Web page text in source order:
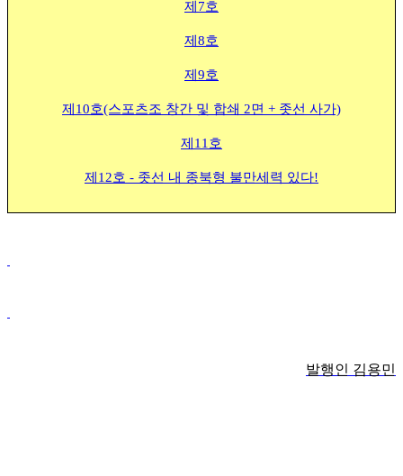
제7호
제8호
제9호
제10호(스포츠조 창간 및 합쇄 2면 + 좃선 사가)
제11호
제12호 - 좃선 내 종북형 불만세력 있다!
발행인 김용민